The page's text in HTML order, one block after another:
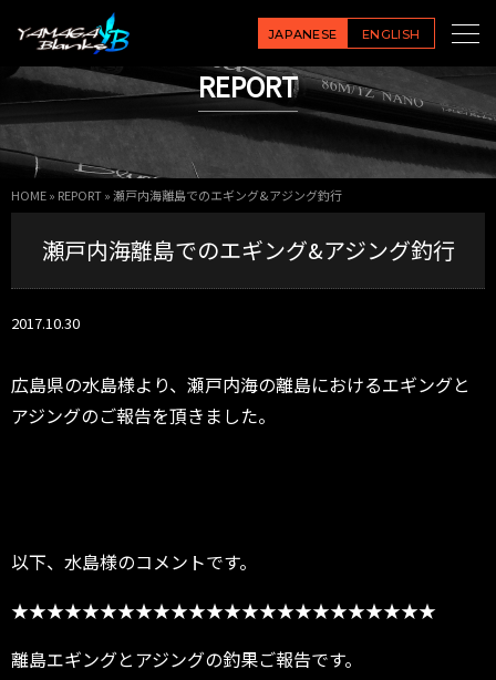
JAPANESE ENGLISH
REPORT
HOME» REPORT»瀬戸内海離島でのエギング&アジング釣行
瀬戸内海離島でのエギング&アジング釣行
2017.10.30
広島県の水島様より、瀬戸内海の離島におけるエギングと
アジングのご報告を頂きました。
以下、水島様のコメントです。
★★★★★★★★★★★★★★★★★★★★★★★★
離島エギングとアジングの釣果ご報告です。